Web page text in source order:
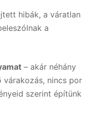
hibák, a váratlan
a
– akár néhány
nincs por
szerint építünk